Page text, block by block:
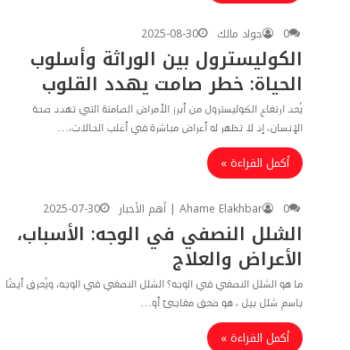
جواد مالك
2025-08-30 0
الكوليسترول بين الوراثة وأسلوب
الحياة: خطر صامت يهدد القلوب
يُعد ارتفاع الكوليسترول من أبرز الأمراض الصامتة التي تهدد صحة
الإنسان، إذ لا تظهر له أعراض مباشرة في أغلب الحالات،…
أكمل القراءة »
Ahame Elakhbar | أهم الأخبار
2025-07-30 0
الشلل النصفي في الوجه: الأسباب،
الأعراض والعلاج
ما هو الشلل النصفي في الوجه؟ الشلل النصفي في الوجه، ويُعرف أيضًا
باسم شلل بيل ، هو ضعف مفاجئ أو…
أكمل القراءة »